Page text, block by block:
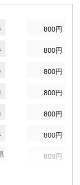
800円
800円
800円
800円
800円
800円
800円